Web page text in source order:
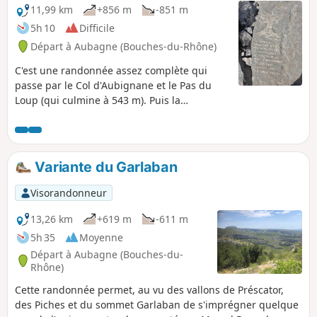
gravures dues à Louis Douard.Nota : au
parking du Puits de Raimu il y a seulement
une trentaine de places qui sont vite prises
notamment le week-end.
11,99 km
+856 m
-851 m
5h 10
Difficile
Départ à Aubagne (Bouches-du-Rhône)
C'est une randonnée assez complète qui
passe par le Col d'Aubignane et le Pas du
Loup (qui culmine à 543 m). Puis la
Pic du Taoumé ainsi que la Baume Sourne
ou Grotte des Chauves-Souris. C'est un
espace protégé et grillagé, mais il est
possible de la voir et de prendre des photos,
c'est très joli. La randonnée croise aussi le
Puits du Mûrier, le Col du Garlaban, la Croix
du Garlaban, les gravures sur roche de Louis
Douard (plus de 100 gravures sur roches) et
enfin pour finir la Grotte du Plantier, ou la
Grotte du Cerf ou la Grotte de Manon.
Variante du Garlaban
Visorandonneur
13,26 km
+619 m
-611 m
5h 35
Moyenne
Départ à Aubagne (Bouches-du-
Rhône)
Cette randonnée permet, au vu des vallons de Préscator,
des Piches et du sommet Garlaban de s'imprégner quelque